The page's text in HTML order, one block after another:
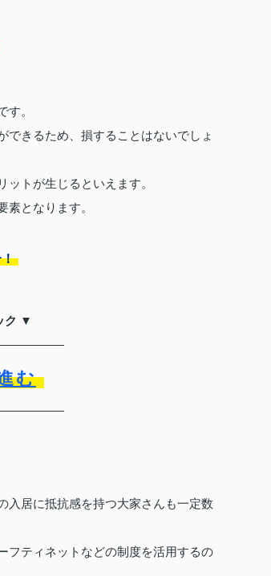
。
できるため、損することはないでしょ
トが生じるといえます。
となります。
ク ▼
む
入居に抵抗感を持つ大家さんも一定数
フティネットなどの制度を活用するの